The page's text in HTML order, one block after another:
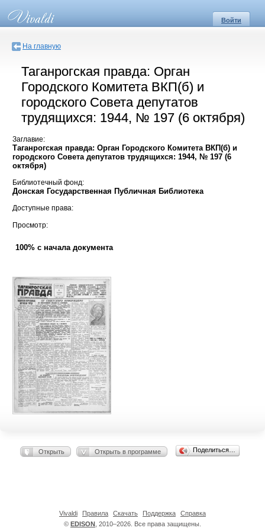
Войти
На главную
Таганрогская правда: Орган
Городского Комитета ВКП(б) и
городского Совета депутатов
трудящихся: 1944, № 197 (6 октября)
Заглавие:
Таганрогская правда: Орган Городского Комитета ВКП(б) и
городского Совета депутатов трудящихся: 1944, № 197 (6
октября)
Библиотечный фонд:
Донская Государственная Публичная Библиотека
Доступные права:
Просмотр:
100% с начала документа
Открыть Открыть в программе Поделиться…
© EDISON , 2010–2026. Все права защищены.
Vivaldi Правила Скачать Поддержка Справка